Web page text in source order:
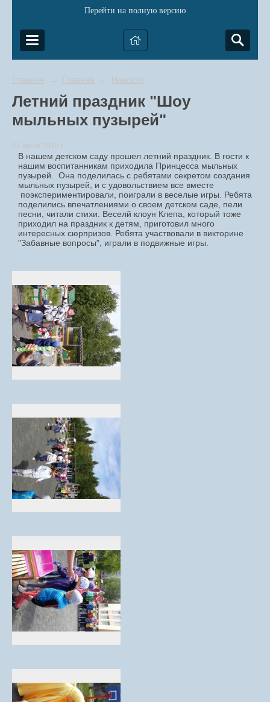
Перейти на полную версию
Главная → Главная → Новости
Летний праздник "Шоу
мыльных пузырей"
22 июня 2018 г.
В нашем детском саду прошел летний праздник. В гости к
нашим воспитанникам приходила Принцесса мыльных
пузырей. Она поделилась с ребятами секретом создания
мыльных пузырей, и с удовольствием все вместе
поэкспериментировали, поиграли в веселые игры. Ребята
поделились впечатлениями о своем детском саде, пели
песни, читали стихи. Веселй клоун Клепа, который тоже
приходил на праздник к детям, приготовил много
интересных сюрпризов. Ребята участвовали в викторине
"Забавные вопросы", играли в подвижные игры.